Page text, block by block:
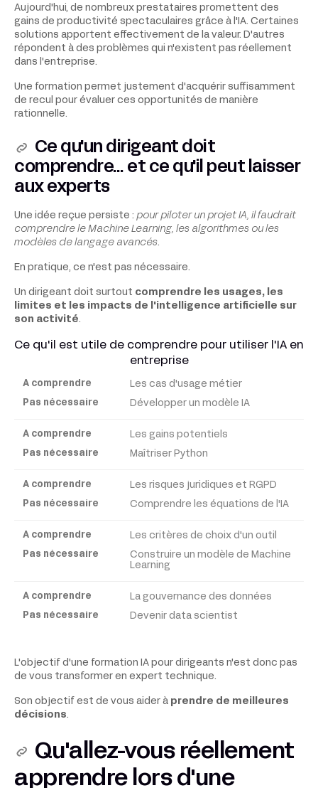
Aujourd'hui, de nombreux prestataires promettent des
gains de productivité spectaculaires grâce à l'IA. Certaines
solutions apportent effectivement de la valeur. D'autres
répondent à des problèmes qui n'existent pas réellement
dans l'entreprise.
Une formation permet justement d'acquérir suffisamment
de recul pour évaluer ces opportunités de manière
rationnelle.
Ce qu'un dirigeant doit
comprendre… et ce qu'il peut laisser
aux experts
Une idée reçue persiste : pour piloter un projet IA, il faudrait
comprendre le Machine Learning, les algorithmes ou les
modèles de langage avancés.
En pratique, ce n'est pas nécessaire.
Un dirigeant doit surtout comprendre les usages, les
limites et les impacts de l'intelligence artificielle sur
son activité.
Ce qu'il est utile de comprendre pour utiliser l'IA en
entreprise
À
comprendre
Les cas d'usage métier
Développer un modèle IA
Les gains potentiels
Maîtriser Python
Les risques juridiques et RGPD
Comprendre les équations de l'IA
Les critères de choix d'un outil
Construire un modèle de Machine
Learning
La gouvernance des données
Devenir data scientist
L'objectif d'une formation IA pour dirigeants n'est donc pas
de vous transformer en expert technique.
Son objectif est de vous aider à prendre de meilleures
décisions.
Qu'allez-vous réellement
apprendre lors d'une